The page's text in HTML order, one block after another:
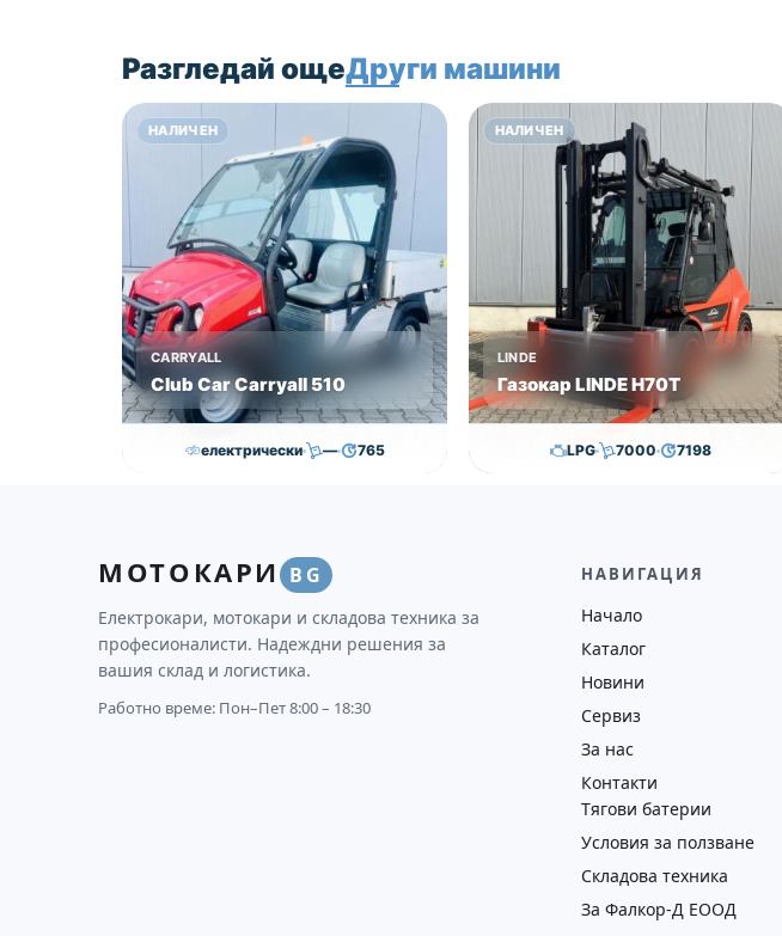
Разгледай ощеДруги машини
НАЛИЧЕН
CARRYALL
Club Car Carryall 510
електрически — 765
— 2018 втора употреба
НАЛИЧЕН
LINDE
Газокар LINDE H70T
LPG 7000 7198
2018 втора употреба
МОТОКАРИ BG
Електрокари, мотокари и складова техника за
професионалисти. Надеждни решения за
вашия склад и логистика.
Работно време: Пон–Пет 8:00 – 18:30
НАВИГАЦИЯ
Начало
Каталог
Новини
Сервиз
За нас
Контакти
Тягови батерии
Условия за ползване
Складова техника
За Фалкор-Д ЕООД